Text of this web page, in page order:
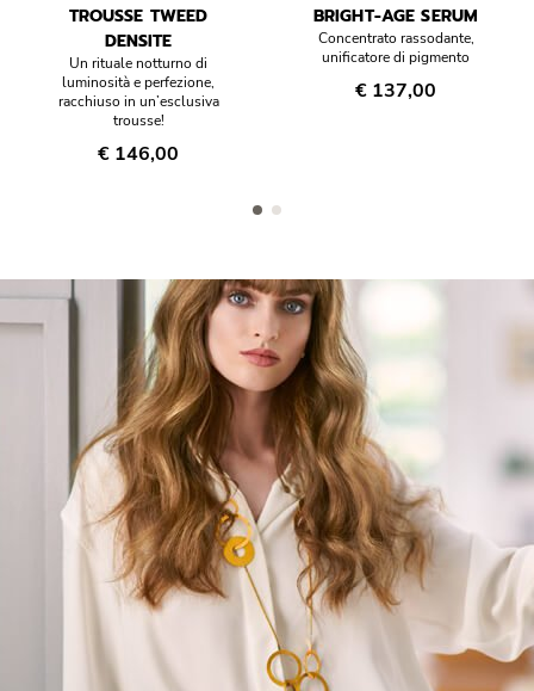
TROUSSE TWEED
DENSITE
Un rituale notturno di
luminosità e perfezione,
racchiuso in un’esclusiva
trousse!
€ 146,00
BRIGHT-AGE SERUM
Concentrato rassodante,
unificatore di pigmento
€ 137,00